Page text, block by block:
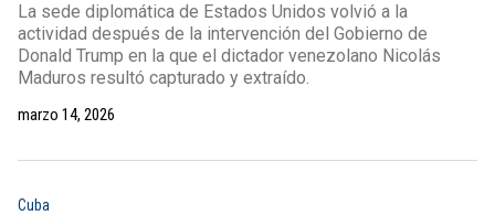
La sede diplomática de Estados Unidos volvió a la
actividad después de la intervención del Gobierno de
Donald Trump en la que el dictador venezolano Nicolás
Maduros resultó capturado y extraído.
marzo 14, 2026
Cuba